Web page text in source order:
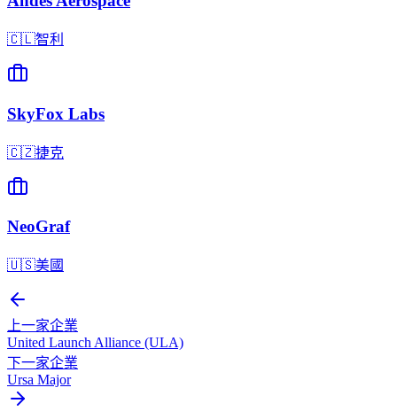
🇨🇱智利
SkyFox Labs
🇨🇿捷克
NeoGraf
🇺🇸美國
上一家企業
United Launch Alliance (ULA)
下一家企業
Ursa Major